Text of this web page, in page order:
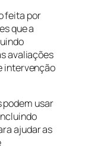
feita por
que a
avaliações
intervenção
podem usar
ajudar as